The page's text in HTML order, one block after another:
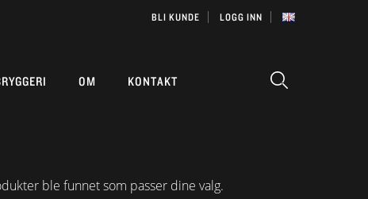
BLI KUNDE LOGG INN
OM KONTAKT
ble funnet som passer dine valg.